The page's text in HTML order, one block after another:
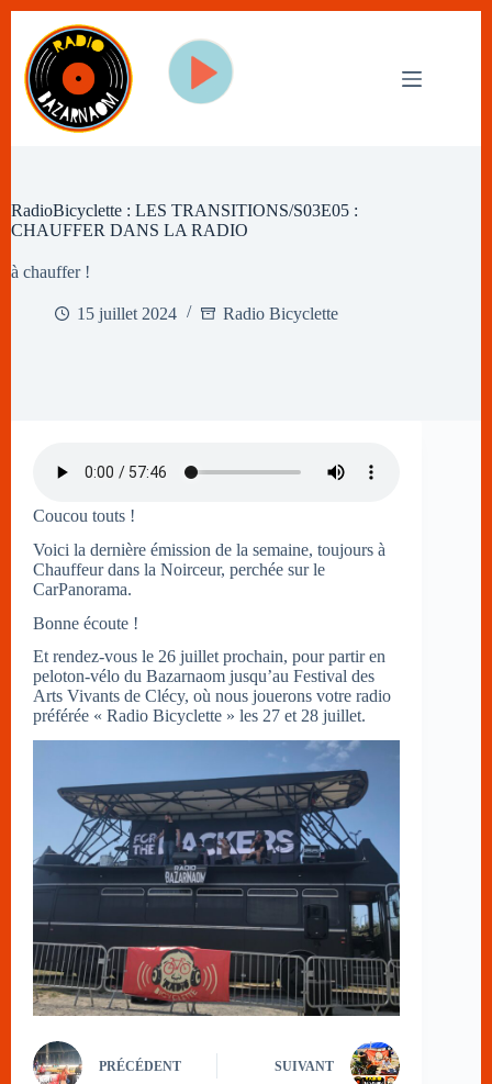
contenu
RadioBicyclette : LES TRANSITIONS/S03E05 :
CHAUFFER DANS LA RADIO
à chauffer !
15 juillet 2024 Radio Bicyclette
Coucou touts !
Voici la dernière émission de la semaine, toujours à
Chauffeur dans la Noirceur, perchée sur le
CarPanorama.
Bonne écoute !
Et rendez-vous le 26 juillet prochain, pour partir en
peloton-vélo du Bazarnaom jusqu’au Festival des
Arts Vivants de Clécy, où nous jouerons votre radio
préférée « Radio Bicyclette » les 27 et 28 juillet.
PRÉCÉDENT SUIVANT